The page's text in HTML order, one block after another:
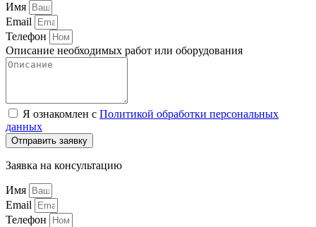
Имя
Email
Телефон
Описание необходимых работ или оборудования
Я ознакомлен с Политикой обработки персональных
данных
Отправить заявку
Заявка на консультацию
Имя
Email
Телефон